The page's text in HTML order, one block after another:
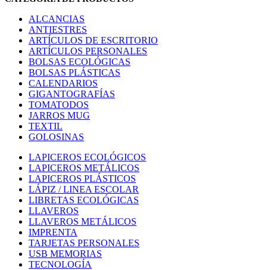
ALCANCIAS
ANTIESTRES
ARTÍCULOS DE ESCRITORIO
ARTÍCULOS PERSONALES
BOLSAS ECOLÓGICAS
BOLSAS PLÁSTICAS
CALENDARIOS
GIGANTOGRAFÍAS
TOMATODOS
JARROS MUG
TEXTIL
GOLOSINAS
LAPICEROS ECOLÓGICOS
LAPICEROS METÁLICOS
LAPICEROS PLÁSTICOS
LÁPIZ / LINEA ESCOLAR
LIBRETAS ECOLÓGICAS
LLAVEROS
LLAVEROS METÁLICOS
IMPRENTA
TARJETAS PERSONALES
USB MEMORIAS
TECNOLOGÍA